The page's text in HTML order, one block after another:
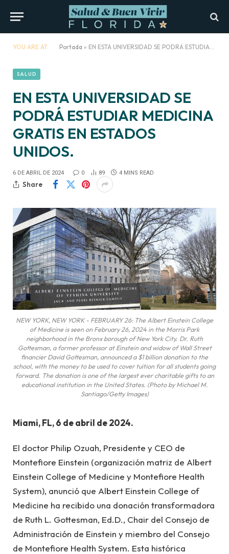
YOU ARE AT: Portada » EN ESTA UNIVERSIDAD SE PODRÁ ESTUDIAR MEDICINA GRATIS EN ESTADOS UNIDOS.
SALUD
EN ESTA UNIVERSIDAD SE
PODRÁ ESTUDIAR MEDICINA
GRATIS EN ESTADOS
UNIDOS.
6 DE ABRIL DE 2024 0 89 4 MINS READ
Share
NEW YORK, NEW YORK - FEBRUARY 26: The Albert Einstein College
of Medicine is seen on February 26, 2024 in the Morris Park
neighborhood in the Bronx borough of New York City. Dr. Ruth
Gottesman, a former professor at Einstein and widow of Wall Street
financier David Gottesman, announced a $1 billion donation to the
school, with the money to be used to cover tuition for all students going
forward. The donation is one of the largest ever charitable gifts to an
educational institution in the United States. (Photo by Michael M.
Santiago/Getty Images)
Miami, FL, 6 de abril de 2024.
El doctor Philip Ozuah, Presidente y CEO de
Montefiore Einstein (organización matriz de Albert
Einstein College of Medicine y Montefiore Health
System), anunció que Albert Einstein College of
Medicine ha recibido una donación transformadora
de Ruth L. Gottesman, Ed.D., Chair del Consejo de
Administración de Einstein y miembro del Consejo
de Montefiore Health System. Esta histórica